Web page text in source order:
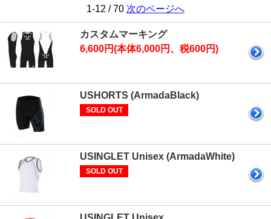
1-12 / 70 次のページへ
カスタムマーキング
6,600円(本体6,000円、税600円)
USHORTS (ArmadaBlack)
SOLD OUT
USINGLET Unisex (ArmadaWhite)
SOLD OUT